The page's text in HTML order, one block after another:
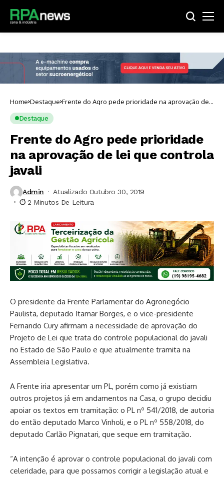
Home Destaque Frente do Agro pede prioridade na aprovação de
lei que controla javali
Destaque
Frente do Agro pede prioridade
na aprovação de lei que controla
javali
Admin
Atualizado Outubro 30, 2019
2 Minutos De Leitura
O presidente da Frente Parlamentar do Agronegócio
Paulista, deputado Itamar Borges, e o vice-presidente
Fernando Cury afirmam a necessidade de aprovação do
Projeto de Lei que trata do controle populacional do javali
no Estado de São Paulo e que atualmente tramita na
Assembleia Legislativa.
A Frente iria apresentar um PL, porém como já existiam
outros projetos já em andamentos na Casa, o grupo decidiu
apoiar os textos em tramitação: o PL nº 541/2018, de autoria
do então deputado Marco Vinholi, e o PL nº 558/2018, do
deputado Carlão Pignatari, que seque em tramitação.
“A intenção é aprovar o controle populacional do javali com
celeridade, para que possamos corrigir a legislação atual e